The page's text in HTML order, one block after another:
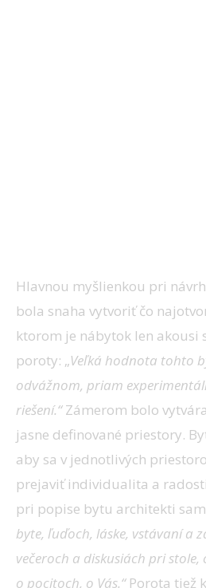
Hlavnou myšlienkou pri
bola snaha vytvoriť čo
ktorom je nábytok len akousi
poroty: „Veľká hodnota tohto
odvážnom, priam
riešení.“Zámerom bolo
jasne definované priestory.
aby sa v jednotlivých
prejaviť individualita a
pri popise bytu architekti
byte, ľuďoch, láske, vstávaní a
večeroch a diskusiách pri stole,
o pocitoch, o Vás.“ Porota tiež